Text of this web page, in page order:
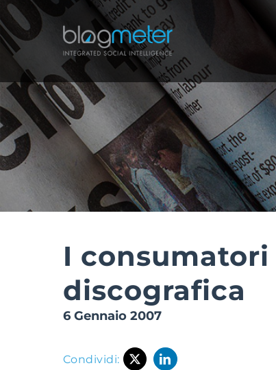
Salta
al
contenuto
I
discografica
6 Gennaio 2007
Condividi: